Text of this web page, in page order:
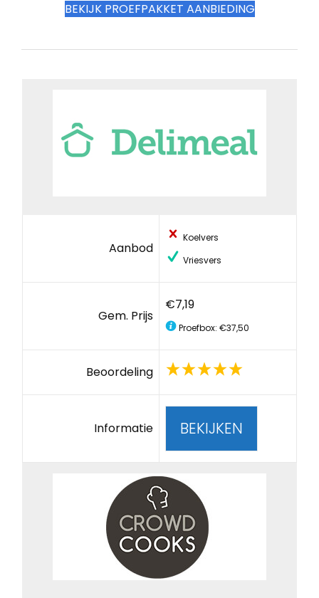
BEKIJK PROEFPAKKET AANBIEDING
Aanbod
Koelvers
Vriesvers
Gem. Prijs
€7,19
Proefbox: €37,50
Beoordeling
Informatie BEKIJKEN